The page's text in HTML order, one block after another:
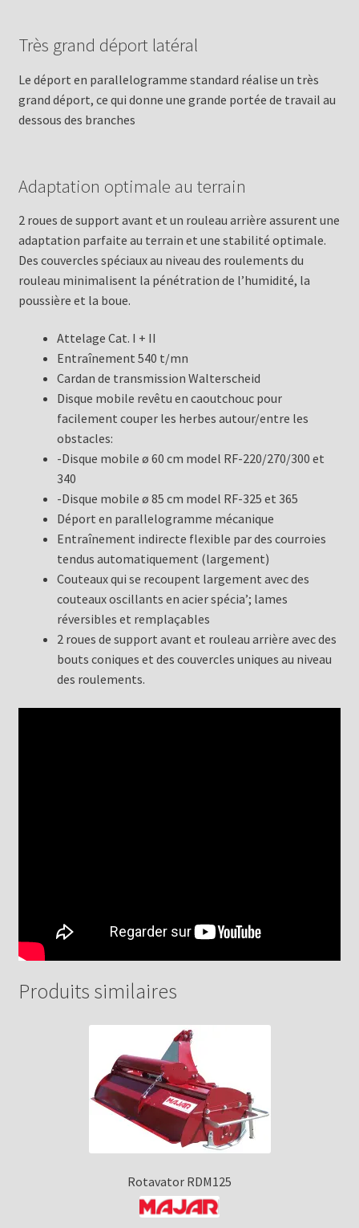
Très grand déport latéral
Le déport en parallelogramme standard réalise un très
grand déport, ce qui donne une grande portée de travail au
dessous des branches
Adaptation optimale au terrain
2 roues de support avant et un rouleau arrière assurent une
adaptation parfaite au terrain et une stabilité optimale.
Des couvercles spéciaux au niveau des roulements du
rouleau minimalisent la pénétration de l’humidité, la
poussière et la boue.
Attelage Cat. I + II
Entraînement 540 t/mn
Cardan de transmission Walterscheid
Disque mobile revêtu en caoutchouc pour
facilement couper les herbes autour/entre les
obstacles:
-Disque mobile ø 60 cm model RF-220/270/300 et
340
-Disque mobile ø 85 cm model RF-325 et 365
Déport en parallelogramme mécanique
Entraînement indirecte flexible par des courroies
tendus automatiquement (largement)
Couteaux qui se recoupent largement avec des
couteaux oscillants en acier spécia’; lames
réversibles et remplaçables
2 roues de support avant et rouleau arrière avec des
bouts coniques et des couvercles uniques au niveau
des roulements.
Produits similaires
Rotavator RDM125